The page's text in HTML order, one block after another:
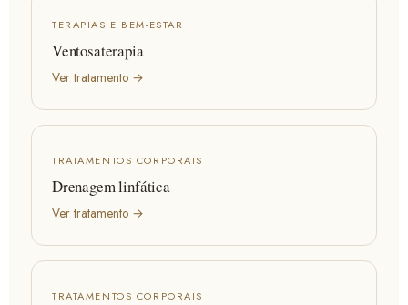
TERAPIAS E BEM-ESTAR
Ventosaterapia
Ver tratamento →
TRATAMENTOS CORPORAIS
Drenagem linfática
Ver tratamento →
TRATAMENTOS CORPORAIS